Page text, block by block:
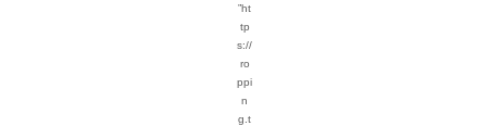
”ht
tp
s://
ro
ppi
n
g.t